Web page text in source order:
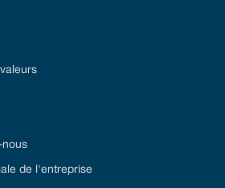
nous
de l'entreprise